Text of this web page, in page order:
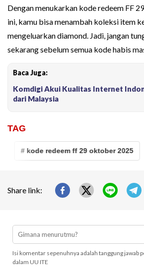
Dengan menukarkan kode redeem FF
ini, kamu bisa menambah koleksi item
mengeluarkan diamond. Jadi, jangan
sekarang sebelum semua kode habis
Baca Juga:
Komdigi Akui Kualitas Internet
dari Malaysia
TAG
# kode redeem ff 29 oktober 2025
Share link:
Isi komentar sepenuhnya adalah tanggung jawab
dalam UU ITE